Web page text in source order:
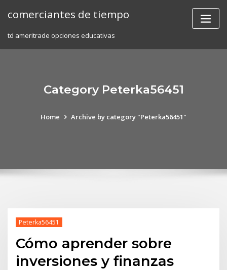
comerciantes de tiempo
td ameritrade opciones educativas
Category Peterka56451
Home Archive by category "Peterka56451"
Peterka56451
Cómo aprender sobre
inversiones y finanzas